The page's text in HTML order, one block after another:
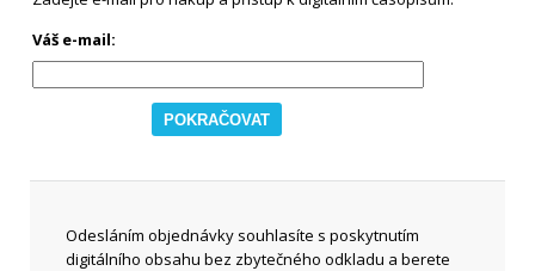
Váš e-mail:
Odesláním objednávky souhlasíte s poskytnutím
digitálního obsahu bez zbytečného odkladu a berete